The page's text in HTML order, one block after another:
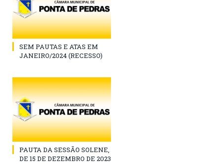
SEM PAUTAS E ATAS EM
JANEIRO/2024 (RECESSO)
PAUTA DA SESSÃO SOLENE,
DE 15 DE DEZEMBRO DE 2023